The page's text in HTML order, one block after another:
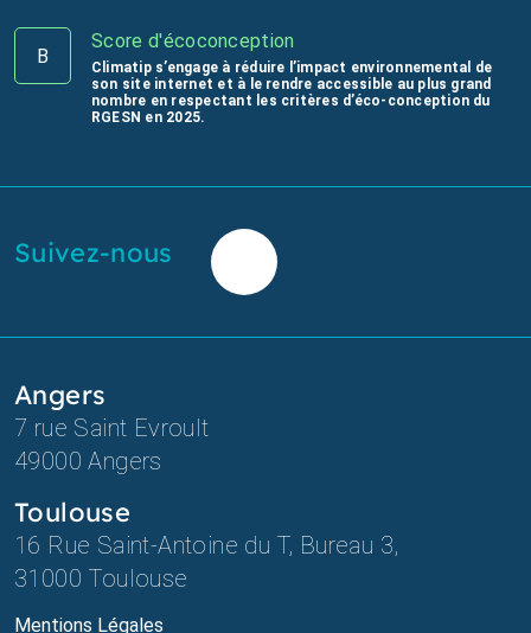
B
Score d'écoconception
Climatip s’engage à réduire l’impact environnemental de
son site internet et à le rendre accessible au plus grand
nombre en respectant les critères d’éco-conception du
RGESN en 2025.
Suivez-nous
Angers
7 rue Saint Evroult
49000 Angers
Toulouse
16 Rue Saint-Antoine du T, Bureau 3,
31000 Toulouse
Mentions Légales